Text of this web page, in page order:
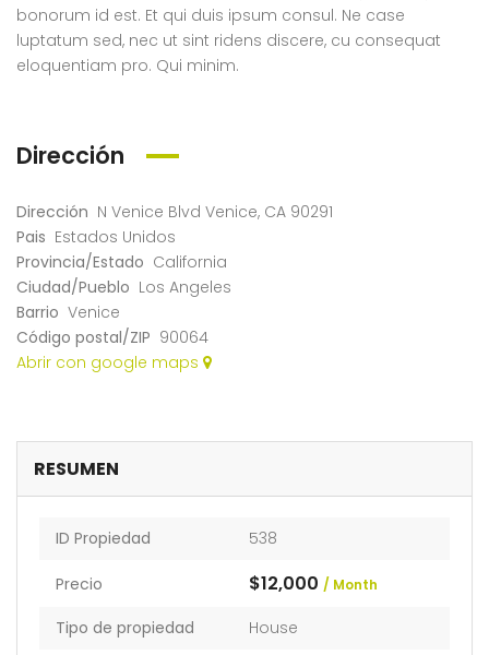
bonorum id est. Et qui duis ipsum consul. Ne case
luptatum sed, nec ut sint ridens discere, cu consequat
eloquentiam pro. Qui minim.
Dirección
Dirección N Venice Blvd Venice, CA 90291
Pais Estados Unidos
Provincia/Estado California
Ciudad/Pueblo Los Angeles
Barrio Venice
Código postal/ZIP 90064
Abrir con google maps
RESUMEN
ID Propiedad 538
Precio $12,000 / Month
Tipo de propiedad
House
Monica Blvd Los Angeles, CA 90038
4127 18th St San Francisco, CA 94114